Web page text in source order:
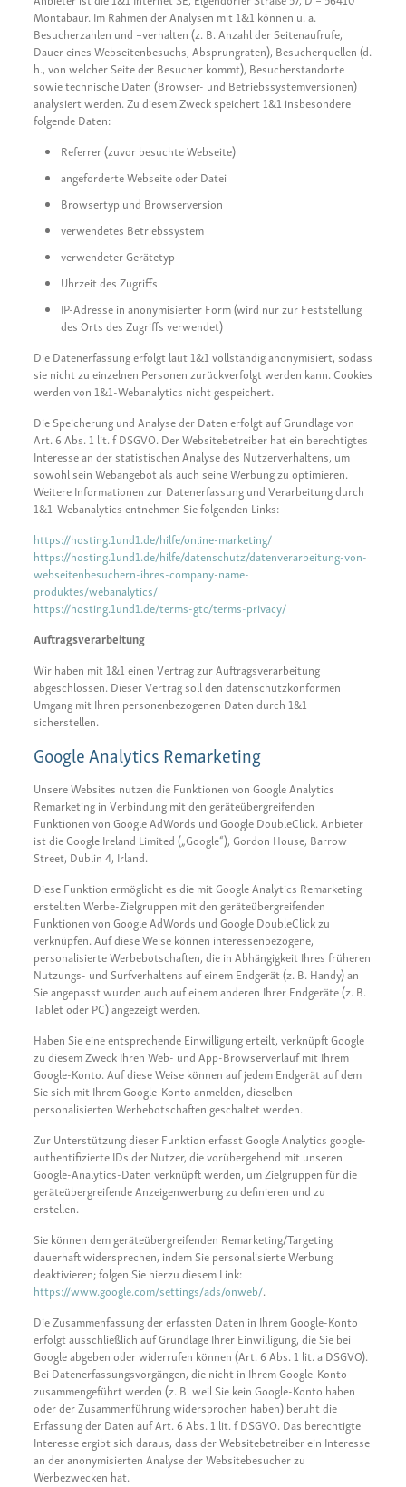
Montabaur. Im Rahmen der Analysen mit 1&1 können u. a.
Besucherzahlen und –verhalten (z. B. Anzahl der Seitenaufrufe,
Dauer eines Webseitenbesuchs, Absprungraten), Besucherquellen (d.
h., von welcher Seite der Besucher kommt), Besucherstandorte
sowie technische Daten (Browser- und Betriebssystemversionen)
analysiert werden. Zu diesem Zweck speichert 1&1 insbesondere
folgende Daten:
Referrer (zuvor besuchte Webseite)
angeforderte Webseite oder Datei
Browsertyp und Browserversion
verwendetes Betriebssystem
verwendeter Gerätetyp
Uhrzeit des Zugriffs
IP-Adresse in anonymisierter Form (wird nur zur Feststellung
des Orts des Zugriffs verwendet)
Die Datenerfassung erfolgt laut 1&1 vollständig anonymisiert, sodass
sie nicht zu einzelnen Personen zurückverfolgt werden kann. Cookies
werden von 1&1-Webanalytics nicht gespeichert.
Die Speicherung und Analyse der Daten erfolgt auf Grundlage von
Art. 6 Abs. 1 lit. f DSGVO. Der Websitebetreiber hat ein berechtigtes
Interesse an der statistischen Analyse des Nutzerverhaltens, um
sowohl sein Webangebot als auch seine Werbung zu optimieren.
Weitere Informationen zur Datenerfassung und Verarbeitung durch
1&1-Webanalytics entnehmen Sie folgenden Links:
https://hosting.1und1.de/hilfe/online-marketing/
https://hosting.1und1.de/hilfe/datenschutz/datenverarbeitung-von-
webseitenbesuchern-ihres-company-name-
produktes/webanalytics/
https://hosting.1und1.de/terms-gtc/terms-privacy/
Auftragsverarbeitung
Wir haben mit 1&1 einen Vertrag zur Auftragsverarbeitung
abgeschlossen. Dieser Vertrag soll den datenschutzkonformen
Umgang mit Ihren personenbezogenen Daten durch 1&1
sicherstellen.
Google Analytics Remarketing
Unsere Websites nutzen die Funktionen von Google Analytics
Remarketing in Verbindung mit den geräteübergreifenden
Funktionen von Google AdWords und Google DoubleClick. Anbieter
ist die Google Ireland Limited („Google“), Gordon House, Barrow
Street, Dublin 4, Irland.
Diese Funktion ermöglicht es die mit Google Analytics Remarketing
erstellten Werbe-Zielgruppen mit den geräteübergreifenden
Funktionen von Google AdWords und Google DoubleClick zu
verknüpfen. Auf diese Weise können interessenbezogene,
personalisierte Werbebotschaften, die in Abhängigkeit Ihres früheren
Nutzungs- und Surfverhaltens auf einem Endgerät (z. B. Handy) an
Sie angepasst wurden auch auf einem anderen Ihrer Endgeräte (z. B.
Tablet oder PC) angezeigt werden.
Haben Sie eine entsprechende Einwilligung erteilt, verknüpft Google
zu diesem Zweck Ihren Web- und App-Browserverlauf mit Ihrem
Google-Konto. Auf diese Weise können auf jedem Endgerät auf dem
Sie sich mit Ihrem Google-Konto anmelden, dieselben
personalisierten Werbebotschaften geschaltet werden.
Zur Unterstützung dieser Funktion erfasst Google Analytics google-
authentifizierte IDs der Nutzer, die vorübergehend mit unseren
Google-Analytics-Daten verknüpft werden, um Zielgruppen für die
geräteübergreifende Anzeigenwerbung zu definieren und zu
erstellen.
Sie können dem geräteübergreifenden Remarketing/Targeting
dauerhaft widersprechen, indem Sie personalisierte Werbung
deaktivieren; folgen Sie hierzu diesem Link:
https://www.google.com/settings/ads/onweb/.
Die Zusammenfassung der erfassten Daten in Ihrem Google-Konto
erfolgt ausschließlich auf Grundlage Ihrer Einwilligung, die Sie bei
Google abgeben oder widerrufen können (Art. 6 Abs. 1 lit. a DSGVO).
Bei Datenerfassungsvorgängen, die nicht in Ihrem Google-Konto
zusammengeführt werden (z. B. weil Sie kein Google-Konto haben
oder der Zusammenführung widersprochen haben) beruht die
Erfassung der Daten auf Art. 6 Abs. 1 lit. f DSGVO. Das berechtigte
Interesse ergibt sich daraus, dass der Websitebetreiber ein Interesse
an der anonymisierten Analyse der Websitebesucher zu
Werbezwecken hat.